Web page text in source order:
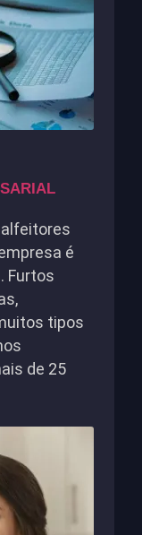
é
Furtos
tipos
de 25